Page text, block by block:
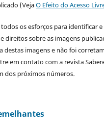
(VejaO Efeito do Acesso
os esforços para identificar
direitos sobre as imagens
destas imagens e não foi
em contato com a revista
dos próximos números.